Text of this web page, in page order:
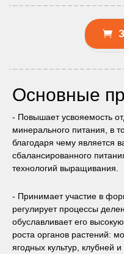
Основные
- Повышает усвояемость
минерального питания, в
благодаря чему является
сбалансированного
технологий выращивания.
- Принимает участие в
регулирует процессы
обуславливает его
роста органов растений:
ягодных культур, клубней